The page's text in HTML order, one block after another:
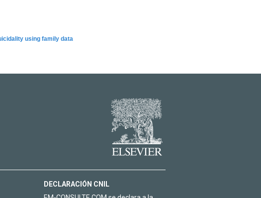
using family data
DECLARACIÓN CNIL